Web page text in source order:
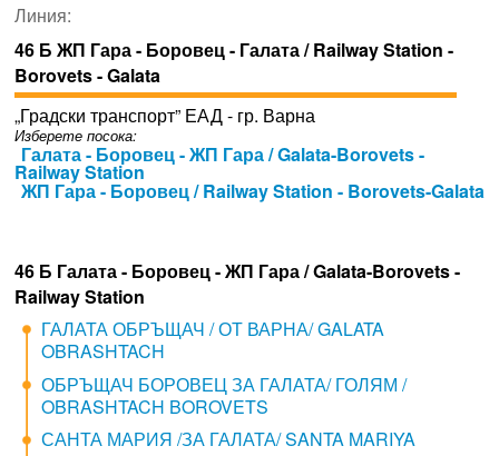
Линия:
46 Б ЖП Гара - Боровец - Галата / Railway Station -
Borovets - Galata
„Градски транспорт” ЕАД - гр. Варна
Изберете посока:
Галата - Боровец - ЖП Гара / Galata-Borovets -
Railway Station
ЖП Гара - Боровец / Railway Station - Borovets-Galata
46 Б Галата - Боровец - ЖП Гара / Galata-Borovets -
Railway Station
ГАЛАТА ОБРЪЩАЧ / ОТ ВАРНА/ GALATA
OBRASHTACH
ОБРЪЩАЧ БОРОВЕЦ ЗА ГАЛАТА/ ГОЛЯМ /
OBRASHTACH BOROVETS
САНТА МАРИЯ /ЗА ГАЛАТА/ SANTA MARIYA